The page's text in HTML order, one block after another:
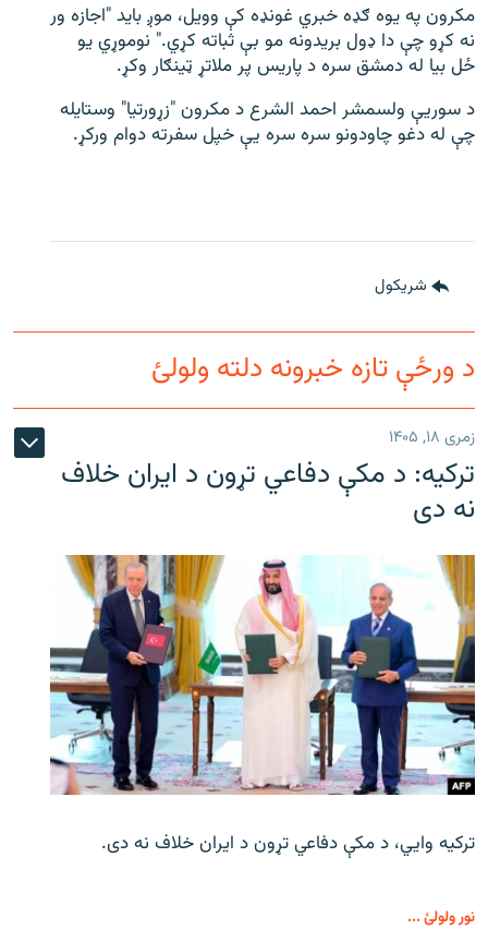
مکرون په یوه ګډه خبري غونډه کې وویل، موږ باید "اجازه ور
نه کړو چې دا ډول بریدونه مو بې ‌ثباته کړي." نوموړي یو
ځل بیا له دمشق سره د پاریس پر ملاتړ ټینګار وکړ.
د سوریې ولسمشر احمد الشرع د مکرون "زړورتیا" وستایله
چې له دغو چاودونو سره سره یې خپل سفرته دوام ورکړ.
شريکول
د ورځې تازه خبرونه دلته ولولئ
زمری ۱۸, ۱۴۰۵
ترکیه: د مکې دفاعي تړون د ایران خلاف
نه دی
ترکیه وايي، د مکې دفاعي تړون د ایران خلاف نه دی.
نور ولولئ ...